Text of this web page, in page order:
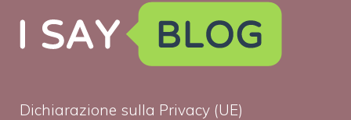
Dichiarazione sulla Privacy (UE)